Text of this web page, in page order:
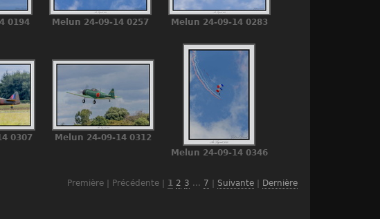
0194 Melun 24-09-14 0257 Melun 24-09-14 0283
0307
Melun 24-09-14 0312
Melun 24-09-14 0346
Première | Précédente | 1 2 3 ... 7 Suivante Dernière